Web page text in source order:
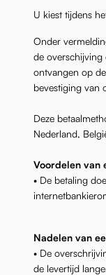
U kiest tijdens
Onder
de overschijving
ontvangen op
bevestiging van
Deze
Nederland,
Voordelen van
• De betaling
Nadelen van
• De
de levertijd